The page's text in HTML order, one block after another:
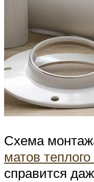
Схема
матов
справится